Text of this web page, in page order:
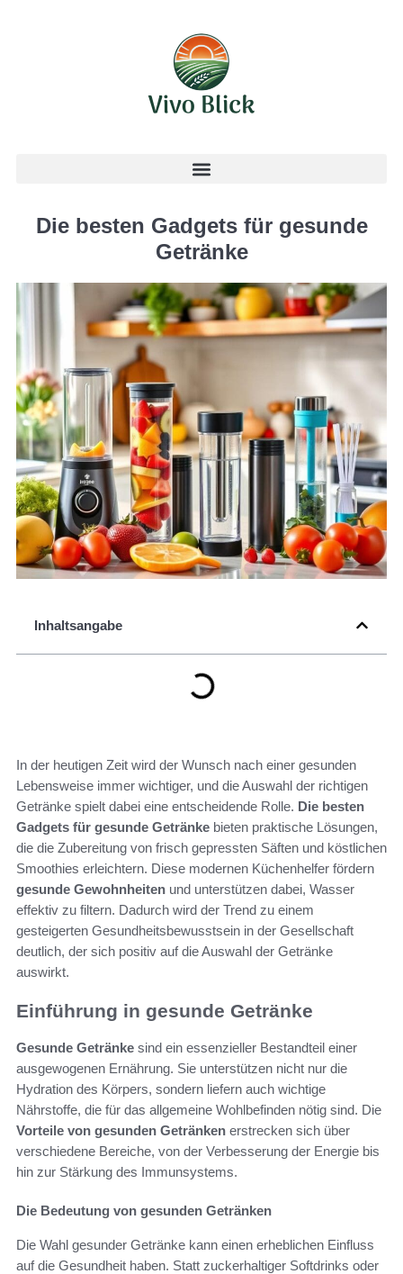
Die besten Gadgets für gesunde
Getränke
Inhaltsangabe
In der heutigen Zeit wird der Wunsch nach einer gesunden
Lebensweise immer wichtiger, und die Auswahl der richtigen
Getränke spielt dabei eine entscheidende Rolle. Die besten
Gadgets für gesunde Getränke bieten praktische Lösungen,
die die Zubereitung von frisch gepressten Säften und köstlichen
Smoothies erleichtern. Diese modernen Küchenhelfer fördern
gesunde Gewohnheiten und unterstützen dabei, Wasser
effektiv zu filtern. Dadurch wird der Trend zu einem
gesteigerten Gesundheitsbewusstsein in der Gesellschaft
deutlich, der sich positiv auf die Auswahl der Getränke
auswirkt.
Einführung in gesunde Getränke
Gesunde Getränke sind ein essenzieller Bestandteil einer
ausgewogenen Ernährung. Sie unterstützen nicht nur die
Hydration des Körpers, sondern liefern auch wichtige
Nährstoffe, die für das allgemeine Wohlbefinden nötig sind. Die
Vorteile von gesunden Getränken erstrecken sich über
verschiedene Bereiche, von der Verbesserung der Energie bis
hin zur Stärkung des Immunsystems.
Die Bedeutung von gesunden Getränken
Die Wahl gesunder Getränke kann einen erheblichen Einfluss
auf die Gesundheit haben. Statt zuckerhaltiger Softdrinks oder